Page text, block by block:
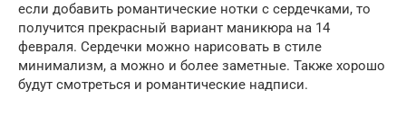
если добавить романтические нотки с сердечками, то
получится прекрасный вариант маникюра на 14
февраля. Сердечки можно нарисовать в стиле
минимализм, а можно и более заметные. Также хорошо
будут смотреться и романтические надписи.